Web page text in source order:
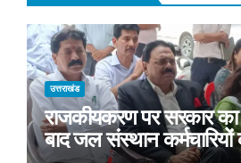
उत्तराखंड
राजकीयकरण पर सरकार का
बाद जल संस्थान